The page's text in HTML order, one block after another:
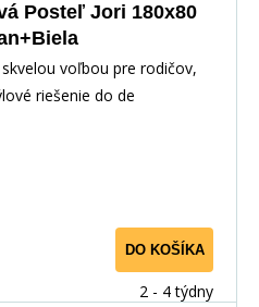
Posteľ Jori 180x80
voľbou pre rodičov,
riešenie do de
DO KOŠÍKA
2 - 4 týdny